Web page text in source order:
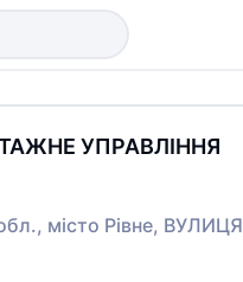
УПРАВЛІННЯ
місто Рівне, ВУЛИЦЯ